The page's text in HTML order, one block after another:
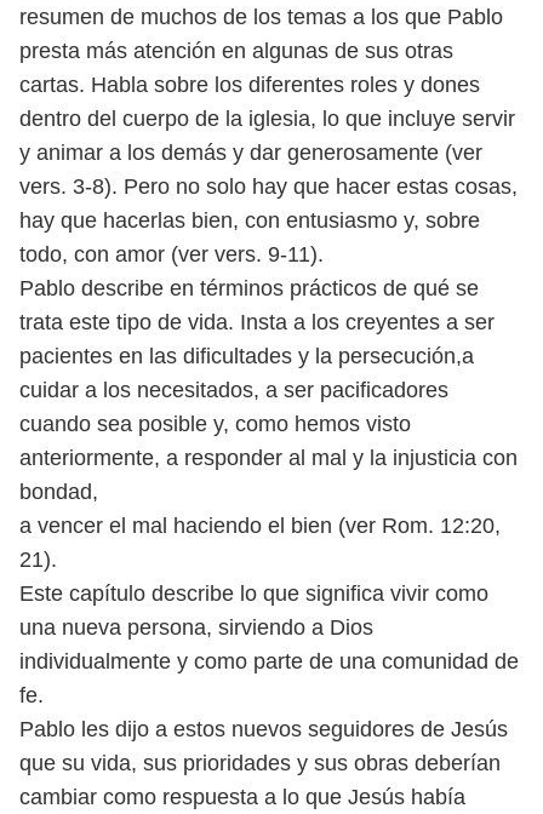
resumen de muchos de los temas a los que Pablo
presta más atención en algunas de sus otras
cartas. Habla sobre los diferentes roles y dones
dentro del cuerpo de la iglesia, lo que incluye servir
y animar a los demás y dar generosamente (ver
vers. 3-8). Pero no solo hay que hacer estas cosas,
hay que hacerlas bien, con entusiasmo y, sobre
todo, con amor (ver vers. 9-11).
Pablo describe en términos prácticos de qué se
trata este tipo de vida. Insta a los creyentes a ser
pacientes en las dificultades y la persecución,a
cuidar a los necesitados, a ser pacificadores
cuando sea posible y, como hemos visto
anteriormente, a responder al mal y la injusticia con
bondad,
a vencer el mal haciendo el bien (ver Rom. 12:20,
21).
Este capítulo describe lo que significa vivir como
una nueva persona, sirviendo a Dios
individualmente y como parte de una comunidad de
fe.
Pablo les dijo a estos nuevos seguidores de Jesús
que su vida, sus prioridades y sus obras deberían
cambiar como respuesta a lo que Jesús había